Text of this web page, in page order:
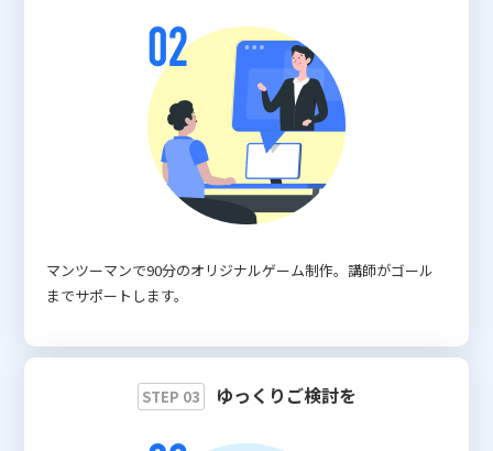
マンツーマンで90分のオリジナルゲーム制作。講師がゴール
までサポートします。
STEP 03 ゆっくりご検討を